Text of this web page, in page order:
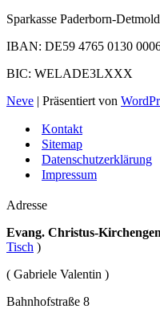
Sparkasse Paderborn-
IBAN: DE59 4765 0130
BIC: WELADE3LXXX
Neve | Präsentiert von
Kontakt
Sitemap
Datenschutzerklärung
Impressum
Adresse
Evang. Christus-
Tisch )
( Gabriele Valentin )
Bahnhofstraße 8